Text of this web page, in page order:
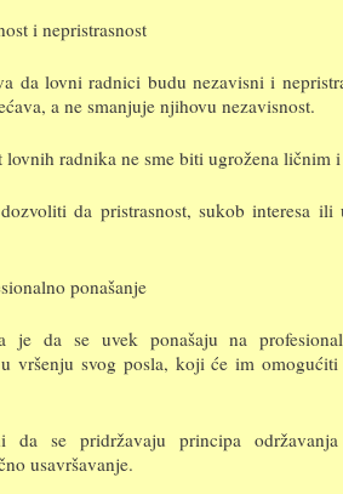
i nepristrasnost
da lovni radnici budu nezavisni i
a ne smanjuje njihovu nezavisnost.
lovnih radnika ne sme biti ugrožena ličnim
da pristrasnost, sukob interesa
ponašanje
je da se uvek ponašaju na
vršenju svog posla, koji će im
se pridržavaju principa održavanja
usavršavanje.